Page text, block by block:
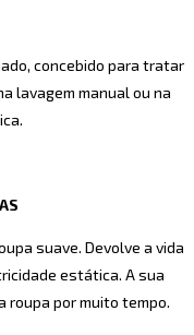
concebido para tratar
lavagem manual ou na
suave. Devolve a vida
estática. A sua
roupa por muito tempo.